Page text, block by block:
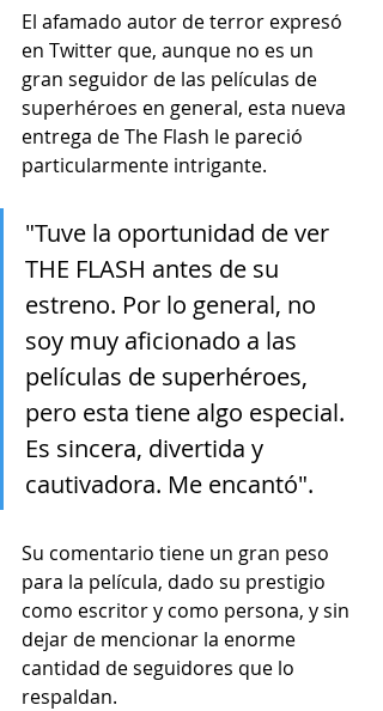
El afamado autor de terror expresó
en Twitter que, aunque no es un
gran seguidor de las películas de
superhéroes en general, esta nueva
entrega de The Flash le pareció
particularmente intrigante.
"Tuve la oportunidad de ver
THE FLASH antes de su
estreno. Por lo general, no
soy muy aficionado a las
películas de superhéroes,
pero esta tiene algo especial.
Es sincera, divertida y
cautivadora. Me encantó".
Su comentario tiene un gran peso
para la película, dado su prestigio
como escritor y como persona, y sin
dejar de mencionar la enorme
cantidad de seguidores que lo
respaldan.